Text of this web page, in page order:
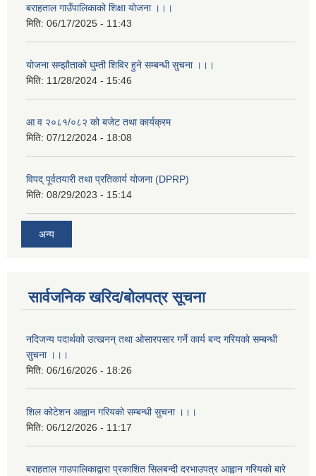
बराहताल गाउँपालिकाको शिक्षा योजना ।।।
मिति: 06/17/2025 - 11:43
योजना सम्झौताको घुम्ती शिविर हुने सम्बन्धी सुचना ।।।
मिति: 11/28/2024 - 15:46
आ व २०८१/०८२ को बजेट तथा कार्यक्रम
मिति: 07/12/2024 - 18:08
विपद् पूर्वतयारी तथा प्रतिकार्य योजना (DPRP)
मिति: 08/29/2023 - 15:14
अन्य
सार्वजनिक खरिद/बोलपत्र सूचना
नदिजन्य पदार्थको उत्खनन् तथा ओसारपसार गर्ने कार्य बन्द गरियको सम्बन्धी
सुचना ।।।
मिति: 06/16/2026 - 18:26
शिल कोटेशन आह्वान गरियको सम्बन्धी सुचना ।।।
मिति: 06/12/2026 - 11:17
बराहताल गाउपालिकाद्वारा प्रकाशित सिलबन्दी दरभाउपत्र आह्वान गरियको बारे